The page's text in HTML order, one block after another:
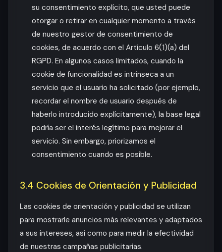
su consentimiento explícito, que usted puede
otorgar o retirar en cualquier momento a través
de nuestro gestor de consentimiento de
cookies, de acuerdo con el Artículo 6(1)(a) del
RGPD. En algunos casos limitados, cuando la
cookie de funcionalidad es intrínseca a un
servicio que el usuario ha solicitado (por ejemplo,
recordar el nombre de usuario después de
haberlo introducido explícitamente), la base legal
podría ser el interés legítimo para mejorar el
servicio. Sin embargo, priorizamos el
consentimiento cuando es posible.
3.4 Cookies de Orientación y Publicidad
Las cookies de orientación y publicidad se utilizan
para mostrarle anuncios más relevantes y adaptados
a sus intereses, así como para medir la efectividad
de nuestras campañas publicitarias.